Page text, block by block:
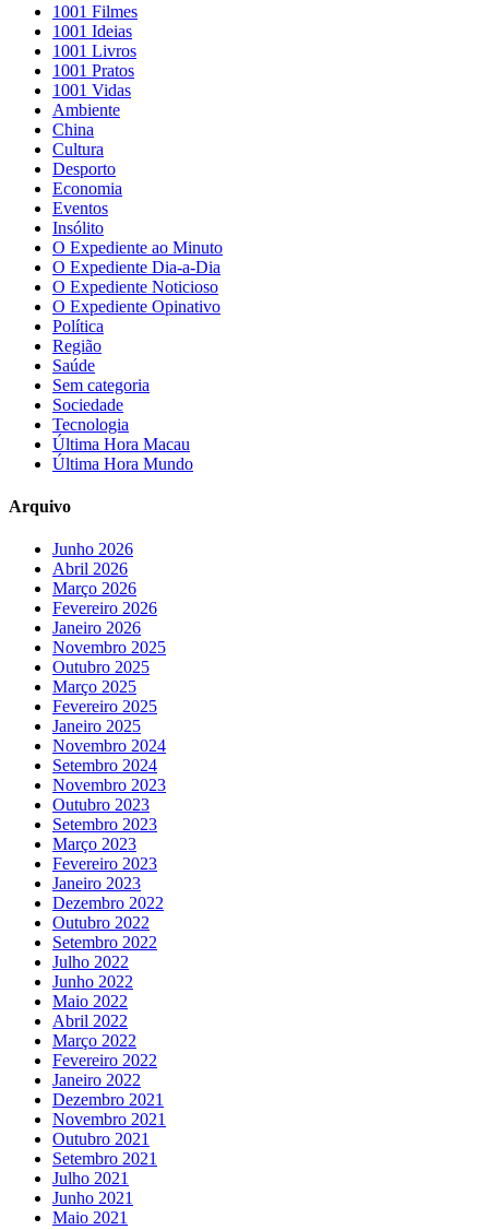
1001 Filmes
1001 Ideias
1001 Livros
1001 Pratos
1001 Vidas
Ambiente
China
Cultura
Desporto
Economia
Eventos
Insólito
O Expediente ao Minuto
O Expediente Dia-a-Dia
O Expediente Noticioso
O Expediente Opinativo
Política
Região
Saúde
Sem categoria
Sociedade
Tecnologia
Última Hora Macau
Última Hora Mundo
Arquivo
Junho 2026
Abril 2026
Março 2026
Fevereiro 2026
Janeiro 2026
Novembro 2025
Outubro 2025
Março 2025
Fevereiro 2025
Janeiro 2025
Novembro 2024
Setembro 2024
Novembro 2023
Outubro 2023
Setembro 2023
Março 2023
Fevereiro 2023
Janeiro 2023
Dezembro 2022
Outubro 2022
Setembro 2022
Julho 2022
Junho 2022
Maio 2022
Abril 2022
Março 2022
Fevereiro 2022
Janeiro 2022
Dezembro 2021
Novembro 2021
Outubro 2021
Setembro 2021
Julho 2021
Junho 2021
Maio 2021